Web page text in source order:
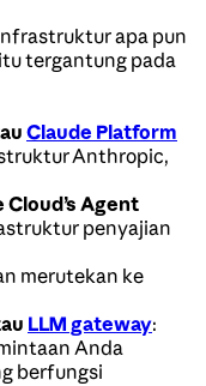
apa pun
tergantung pada
Claude Platform
Anthropic,
Agent
penyajian
merutekan ke
LLM gateway:
Anda
berfungsi